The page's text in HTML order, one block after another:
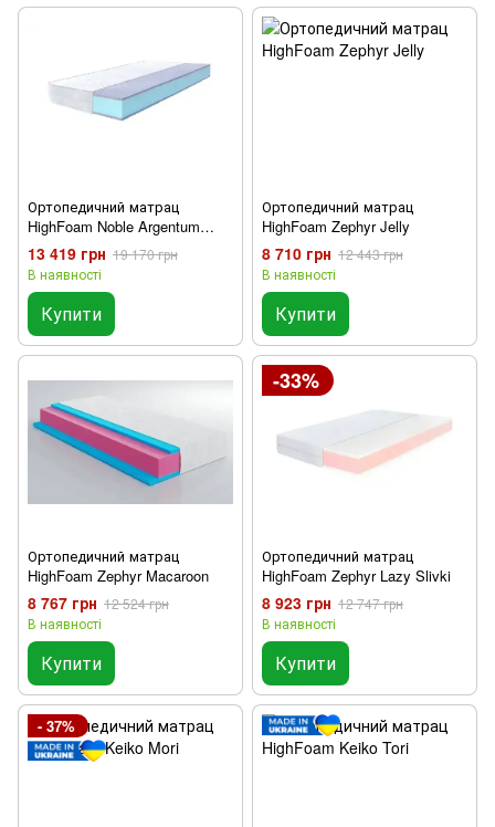
Ортопедичний матрац
HighFoam Noble Argentum
Amaltea
13 419 грн 19 170 грн
В наявності
Купити
Ортопедичний матрац
HighFoam Zephyr Jelly
8 710 грн 12 443 грн
В наявності
Купити
Ортопедичний матрац
HighFoam Zephyr Macaroon
8 767 грн 12 524 грн
В наявності
Купити
-33%
Ортопедичний матрац
HighFoam Zephyr Lazy Slivki
8 923 грн 12 747 грн
В наявності
Купити
- 37%